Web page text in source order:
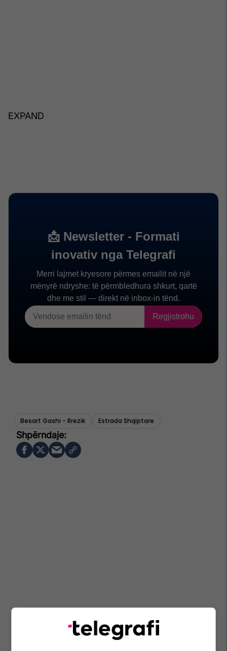
EXPAND
Besart Gashi - Rrezik Estrada Shqiptare